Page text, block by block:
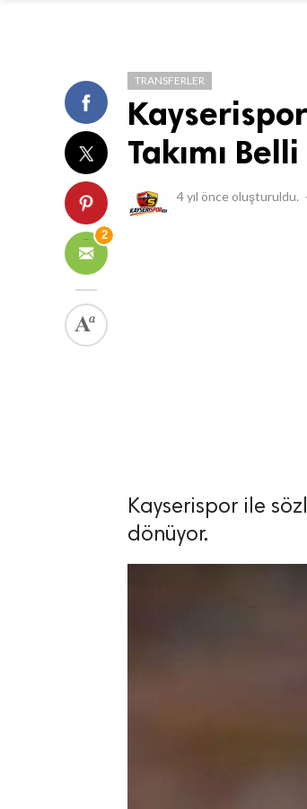
2
TRANSFERLER
Takımı
4 yıl önce oluşturuldu.
Kayserispor ile
dönüyor.